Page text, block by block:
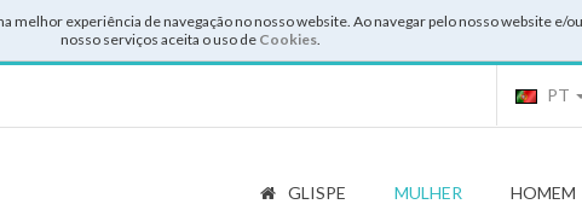
melhor experiência de navegação no nosso website. Ao navegar pelo nosso website e/
nosso serviços aceita o uso de Cookies.
PT
GLISPE MULHER HOMEM